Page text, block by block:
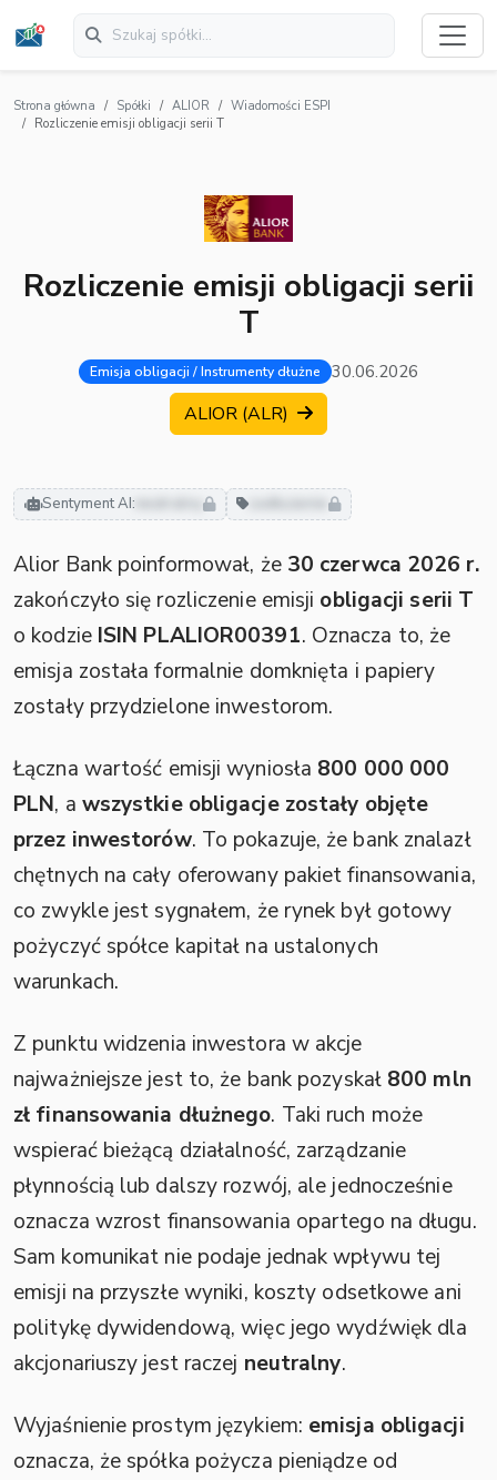
Strona główna Spółki ALIOR
Wiadomości ESPI
Rozliczenie emisji obligacji serii T
Rozliczenie emisji obligacji serii
T
Emisja obligacji / Instrumenty dłużne 30.06.2026
ALIOR (ALR)
Sentyment AI: neutralny zadłużenie
Alior Bank poinformował, że 30 czerwca 2026 r.
zakończyło się rozliczenie emisji obligacji serii T
o kodzie ISIN PLALIOR00391. Oznacza to, że
emisja została formalnie domknięta i papiery
zostały przydzielone inwestorom.
Łączna wartość emisji wyniosła 800 000 000
PLN, a wszystkie obligacje zostały objęte
przez inwestorów. To pokazuje, że bank znalazł
chętnych na cały oferowany pakiet finansowania,
co zwykle jest sygnałem, że rynek był gotowy
pożyczyć spółce kapitał na ustalonych
warunkach.
Z punktu widzenia inwestora w akcje
najważniejsze jest to, że bank pozyskał 800 mln
zł finansowania dłużnego. Taki ruch może
wspierać bieżącą działalność, zarządzanie
płynnością lub dalszy rozwój, ale jednocześnie
oznacza wzrost finansowania opartego na długu.
Sam komunikat nie podaje jednak wpływu tej
emisji na przyszłe wyniki, koszty odsetkowe ani
politykę dywidendową, więc jego wydźwięk dla
akcjonariuszy jest raczej neutralny.
Wyjaśnienie prostym językiem: emisja obligacji
oznacza, że spółka pożycza pieniądze od